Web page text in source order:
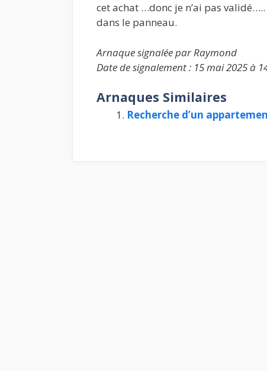
cet achat …donc je n’ai pas
dans le panneau.
Arnaque signalée par Raymond
Date de signalement : 15 mai 2025 à
Arnaques Similaires
Recherche d’un